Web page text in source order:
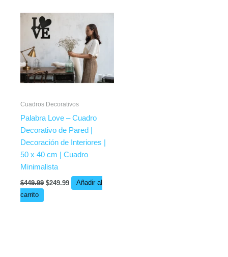
Cuadros Decorativos
Palabra Love – Cuadro
Decorativo de Pared |
Decoración de Interiores |
50 x 40 cm | Cuadro
Minimalista
$449.99
$449.99.
$249.99
Añadir al
carrito